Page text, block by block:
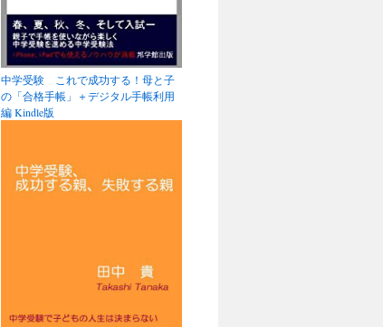
中学受験 これで成功する！母と子
の「合格手帳」＋デジタル手帳利用
編 Kindle版